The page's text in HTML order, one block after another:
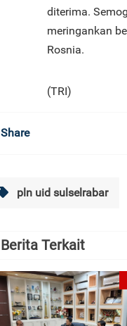
diterima.
meringankan
Rosnia.
(TRI)
Share
pln uid sulselrabar
Berita Terkait